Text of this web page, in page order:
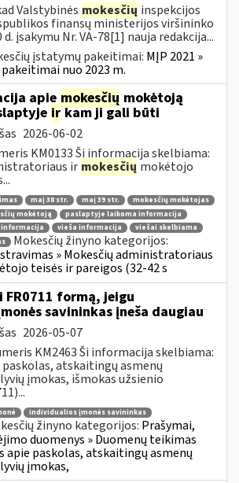
Valstybinės mokesčių inspekcijos
finansų ministerijos viršininko
įsakymu Nr. VA-78[1] nauja redakcija...
įstatymų pakeitimai: MĮP 2021 »
nuo 2023 m.
apie mokesčių mokėtoją
irkam ji gali būti
2026-06-02
KM0133 Ši informacija skelbiama:
ir mokesčių mokėtojo
maį 38 str. maį 39 str.
mokesčių mokėtojas
mokėtoją
paslaptyje laikoma informacija
vieša informacija
viešai skelbiama
Mokesčių žinyno kategorijos:
» Mokesčių administratoriaus
teisės ir pareigos (32-42 s
formą, jeigu
savininkas įneša daugiau
2026-05-07
KM2463 Ši informacija skelbiama:
atskaitingų asmenų
įmokas, išmokas užsienio
individualios įmonės savininkas
žinyno kategorijos: Prašymai,
duomenys » Duomenų teikimas
apie paskolas, atskaitingų asmenų
įmokas,